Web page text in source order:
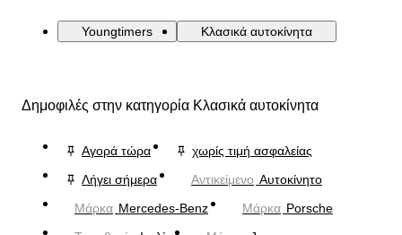
Youngtimers Κλασικά αυτοκίνητα
Δημοφιλές στην κατηγορία Κλασικά αυτοκίνητα
Αγορά τώρα
χωρίς τιμή ασφαλείας
Λήγει σήμερα
Αντικείμενο Αυτοκίνητο
Μάρκα Mercedes-Benz Μάρκα Porsche